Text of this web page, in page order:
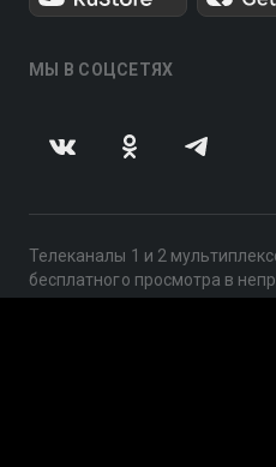
МЫ В СОЦСЕТЯХ
Телеканалы 1 и 2
бесплатного просмотра в
круглосуточно.